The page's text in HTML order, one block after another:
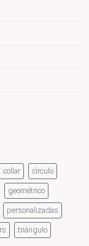
collar círculo
geométrico
personalizadas
triángulo